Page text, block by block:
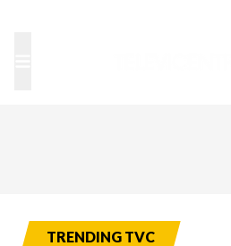
TRENDING TVC